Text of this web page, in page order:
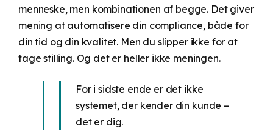
menneske, men kombinationen af begge. Det giver
mening at automatisere din compliance, både for
din tid og din kvalitet. Men du slipper ikke for at
tage stilling. Og det er heller ikke meningen.
For i sidste ende er det ikke
systemet, der kender din kunde –
det er dig.